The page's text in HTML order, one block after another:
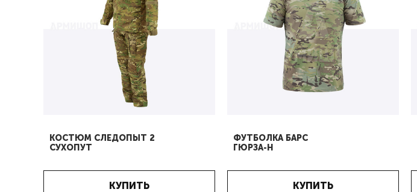
КОСТЮМ СЛЕДОПЫТ 2
СУХОПУТ
КУПИТЬ
ФУТБОЛКА БАРС
ГЮРЗА-Н
КУПИТЬ